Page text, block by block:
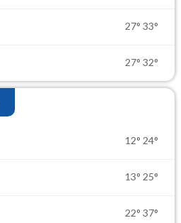
27° 33°
27° 32°
12° 24°
13° 25°
22° 37°